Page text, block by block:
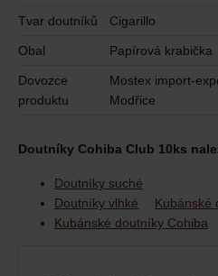
Tvar doutníků Cigarillo
Obal Papírová krabička
Dovozce
produktu
Mostex import-
Modřice
Doutníky Cohiba Club 10ks
Doutníky suché
Doutníky vlhké
Kubánské
Kubánské doutníky Cohiba